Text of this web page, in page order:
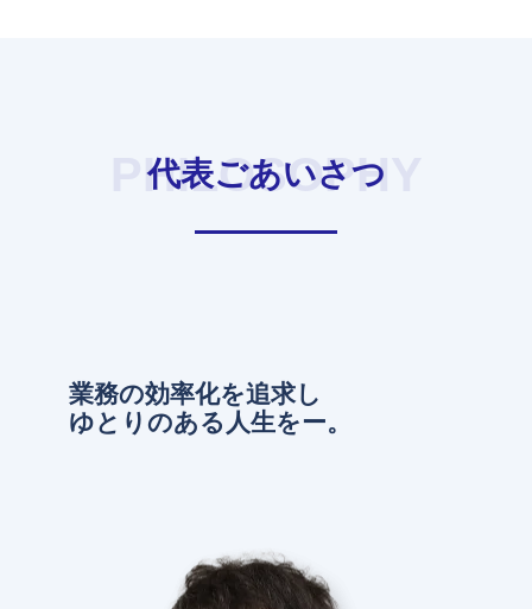
代表ごあいさつ
PHILOSOPHY
業務の効率化を追求し
ゆとりのある人生をー。